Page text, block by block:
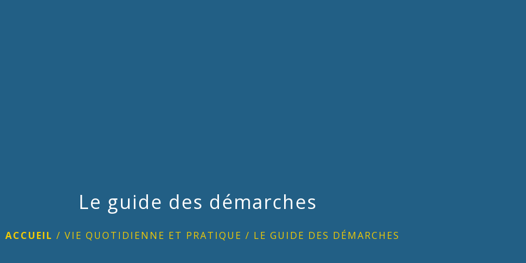
Le guide des démarches
ACCUEIL / VIE QUOTIDIENNE ET PRATIQUE / LE GUIDE DES DÉMARCHES